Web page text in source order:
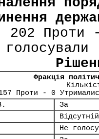
202 Проти
Фракція
Проти - 0
За
Відсутній
Не